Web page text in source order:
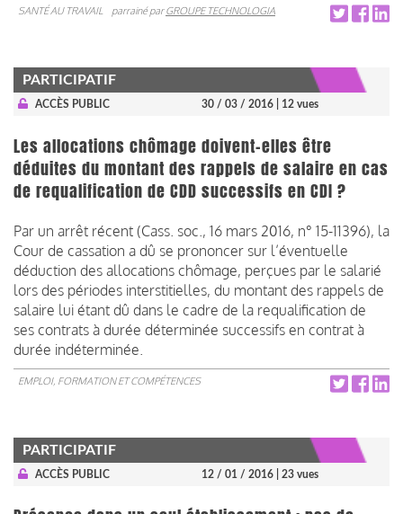
SANTÉ AU TRAVAIL parrainé parGROUPE TECHNOLOGIA
PARTICIPATIF
ACCÈS PUBLIC 30 / 03 / 2016 | 12 vues
Les allocations chômage doivent-elles être
déduites du montant des rappels de salaire en cas
de requalification de CDD successifs en CDI ?
Par un arrêt récent (Cass. soc., 16 mars 2016, n° 15-11396), la
Cour de cassation a dû se prononcer sur l’éventuelle
déduction des allocations chômage, perçues par le salarié
lors des périodes interstitielles, du montant des rappels de
salaire lui étant dû dans le cadre de la requalification de
ses contrats à durée déterminée successifs en contrat à
durée indéterminée.
EMPLOI, FORMATION ET COMPÉTENCES
PARTICIPATIF
ACCÈS PUBLIC 12 / 01 / 2016 | 23 vues